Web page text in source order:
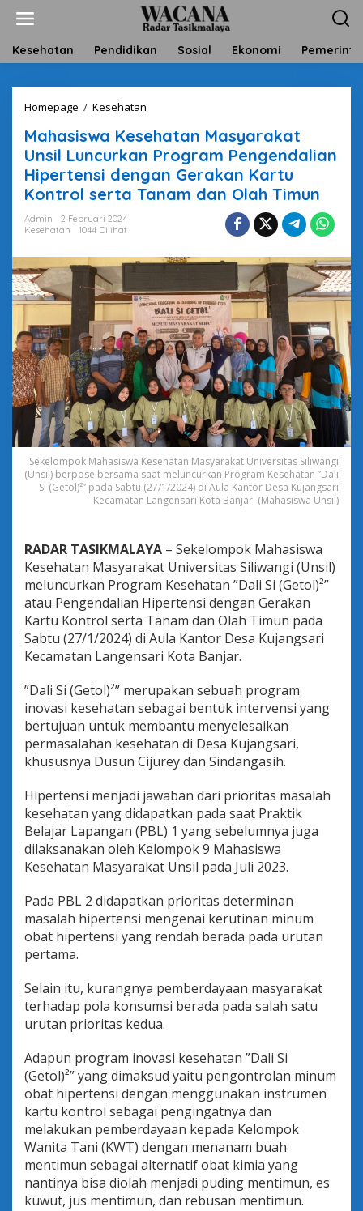
t
Kesehatan Pendidikan Sosial Ekonomi
Homepage / Kesehatan
h
a
s
i
s
s
h
a
a
n
M
a
s
y
a
r
a
k
a
t
s
i
l
L
u
n
u
r
a
n
r
o
g
a
P
e
n
g
d
a
l
H
i
p
r
e
n
s
i
d
e
n
g
a
Mahasiswa Kesehatan Masyarakat
Unsil Luncurkan Program Pengendalian
Hipertensi dengan Gerakan Kartu
Kontrol serta Tanam dan Olah Timun
Admin
2 Februari 2024
Kesehatan
1044 Dilihat
Sekelompok Mahasiswa Kesehatan Masyarakat Universitas Siliwangi
(Unsil) berpose bersama saat meluncurkan Program Kesehatan ”Dali
Si (Getol)²” pada Sabtu (27/1/2024) di Aula Kantor Desa Kujangsari
Kecamatan Langensari Kota Banjar. (Mahasiswa Unsil)
RADAR TASIKMALAYA – Sekelompok Mahasiswa
Kesehatan Masyarakat Universitas Siliwangi (Unsil)
meluncurkan Program Kesehatan ”Dali Si (Getol)²”
atau Pengendalian Hipertensi dengan Gerakan
Kartu Kontrol serta Tanam dan Olah Timun pada
Sabtu (27/1/2024) di Aula Kantor Desa Kujangsari
Kecamatan Langensari Kota Banjar.
”Dali Si (Getol)²” merupakan sebuah program
inovasi kesehatan sebagai bentuk intervensi yang
bertujuan untuk membantu menyelesaikan
permasalahan kesehatan di Desa Kujangsari,
khususnya Dusun Cijurey dan Sindangasih.
Hipertensi menjadi jawaban dari prioritas masalah
kesehatan yang didapatkan pada saat Praktik
Belajar Lapangan (PBL) 1 yang sebelumnya juga
dilaksanakan oleh Kelompok 9 Mahasiswa
Kesehatan Masyarakat Unsil pada Juli 2023.
Pada PBL 2 didapatkan prioritas determinan
masalah hipertensi mengenai kerutinan minum
obat hipertensi yang rendah berada pada urutan
pertama.
Selain itu, kurangnya pemberdayaan masyarakat
terhadap pola konsumsi berada pada salah satu
urutan prioritas kedua.
Adapun program inovasi kesehatan ”Dali Si
(Getol)²” yang dimaksud yaitu pengontrolan minum
obat hipertensi dengan menggunakan instrumen
kartu kontrol sebagai pengingatnya dan
melakukan pemberdayaan kepada Kelompok
Wanita Tani (KWT) dengan menanam buah
mentimun sebagai alternatif obat kimia yang
nantinya bisa diolah menjadi puding mentimun, es
kuwut, jus mentimun, dan rebusan mentimun.